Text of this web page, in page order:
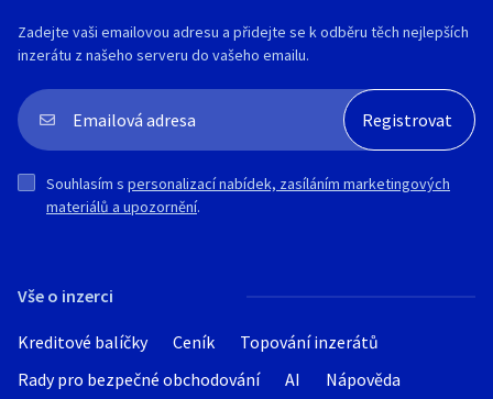
Vše o inzerci
Kreditové balíčky Ceník
Topování inzerátů
Rady pro bezpečné obchodování
AI
Nápověda
Zadejte vaši emailovou adresu a přidejte se k odběru těch nejlepších
inzerátu z našeho serveru do vašeho emailu.
Souhlasím s personalizací nabídek, zasíláním marketingových
materiálů a upozornění.